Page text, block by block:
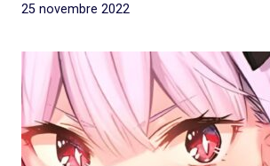
25 novembre 2022